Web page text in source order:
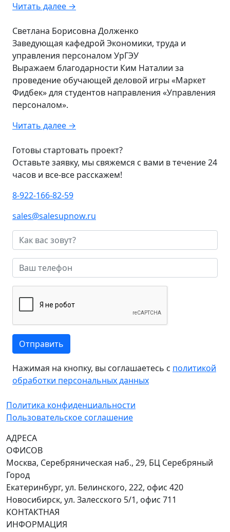
Читать далее →
Светлана Борисовна Долженко
Заведующая кафедрой Экономики, труда и
управления персоналом УрГЭУ
Выражаем благодарности Ким Наталии за
проведение обучающей деловой игры «Маркет
Фидбек» для студентов направления «Управления
персоналом».
Читать далее →
Готовы стартовать проект?
Оставьте заявку, мы свяжемся с вами в течение 24
часов и все-все расскажем!
8-922-166-82-59
sales@salesupnow.ru
Отправить
Нажимая на кнопку, вы соглашаетесь с политикой
обработки персональных данных
Политика конфиденциальности
Пользовательское соглашение
АДРЕСА
ОФИСОВ
Москва, Серебряническая наб., 29, БЦ Серебряный
Город
Екатеринбург, ул. Белинского, 222, офис 420
Новосибирск, ул. Залесского 5/1, офис 711
КОНТАКТНАЯ
ИНФОРМАЦИЯ